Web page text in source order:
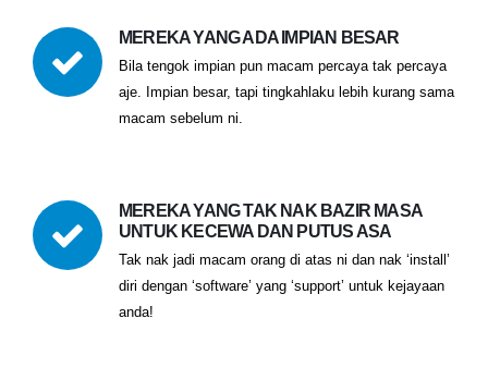
MEREKA YANG ADA IMPIAN BESAR
Bila tengok impian pun macam percaya tak percaya
aje. Impian besar, tapi tingkahlaku lebih kurang sama
macam sebelum ni.
MEREKA YANG TAK NAK BAZIR MASA
UNTUK KECEWA DAN PUTUS ASA
Tak nak jadi macam orang di atas ni dan nak ‘install’
diri dengan ‘software’ yang ‘support’ untuk kejayaan
anda!